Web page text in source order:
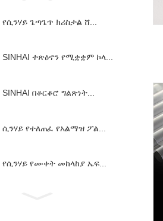
የሲንሃይ ጌጣጌጥ ክሪስታል ሸ...
SINHAI ተጽዕኖን የሚቋቋም ኮላ...
SINHAI በቆርቆሮ ግልጽነት...
ሲንሃይ የተለጠፈ የአልማዝ ፖል...
የሲንሃይ የሙቀት መከላከያ ኤፍ...